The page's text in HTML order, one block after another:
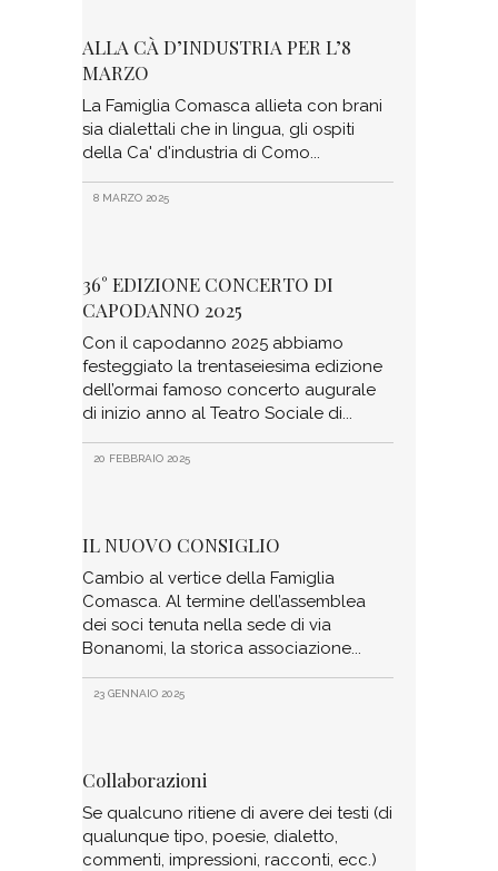
ALLA CÀ D’INDUSTRIA PER L’8
MARZO
La Famiglia Comasca allieta con brani
sia dialettali che in lingua, gli ospiti
della Ca' d'industria di Como
8 MARZO 2025
36° EDIZIONE CONCERTO DI
CAPODANNO 2025
Con il capodanno 2025 abbiamo
festeggiato la trentaseiesima edizione
dell’ormai famoso concerto augurale
di inizio anno al Teatro Sociale di
20 FEBBRAIO 2025
IL NUOVO CONSIGLIO
Cambio al vertice della Famiglia
Comasca. Al termine dell’assemblea
dei soci tenuta nella sede di via
Bonanomi, la storica associazione
23 GENNAIO 2025
Collaborazioni
Se qualcuno ritiene di avere dei testi (di
qualunque tipo, poesie, dialetto,
commenti, impressioni, racconti, ecc.)